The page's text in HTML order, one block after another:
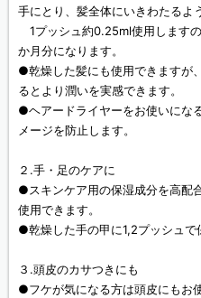
手にとり、髪全体にいきわたるよ
1プッシュ約0.25ml使用します
か月分になります。
●乾燥した髪にも使用できますが
るとより潤いを実感できます。
●ヘアードライヤーをお使いにな
メージを防止します。
２.手・足のケアに
●スキンケア用の保湿成分を高配
使用できます。
●乾燥した手の甲に1,2プッシュで
３.頭皮のカサつきにも
●フケが気になる方は頭皮にもお